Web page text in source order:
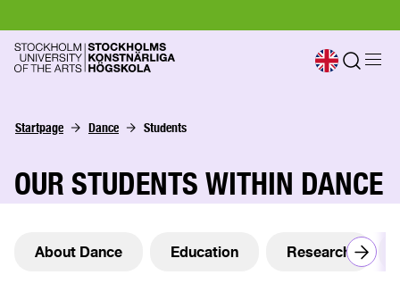
Startpage Dance Students
OUR STUDENTS WITHIN DANCE
About Dance Education Research